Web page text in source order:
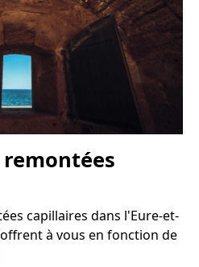
capillaires dans l'Eure-et-
à vous en fonction de